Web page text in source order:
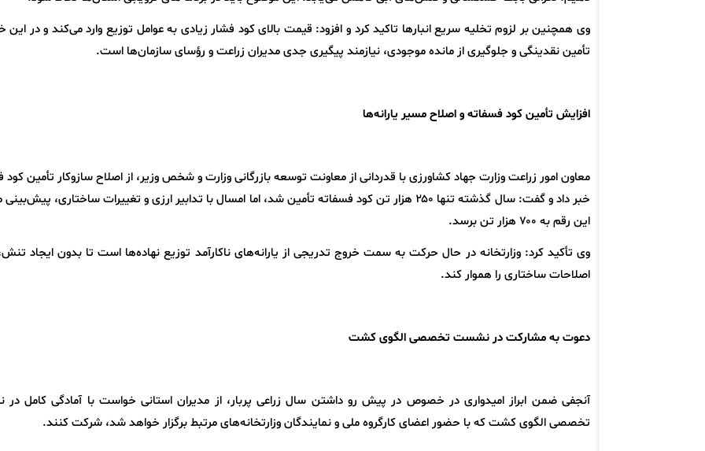
وی همچنین بر لزوم تخلیه سریع انبارها تاکید کرد و افزود: قیمت بالای کود فشار زیادی به عوامل توزیع وارد می‌کند و در
تأمین نقدینگی و جلوگیری از مانده موجودی، نیازمند پیگیری جدی مدیران زراعت و رؤسای سازمان‌ها است.
افزایش تأمین کود فسفاته و اصلاح مسیر یارانه‌ها
معاون امور زراعت وزارت جهاد کشاورزی با قدردانی از معاونت توسعه بازرگانی وزارت و شخص وزیر، از اصلاح سازوکار تأمین کود
خبر داد و گفت: سال گذشته تنها ۲۵۰ هزار تن کود فسفاته تأمین شد، اما امسال با تدابیر ارزی و تغییرات ساختاری،
این رقم به ۷۰۰ هزار تن برسد.
وی تأکید کرد: وزارتخانه در حال حرکت به سمت خروج تدریجی از یارانه‌های ناکارآمد توزیع نهاده‌ها است تا بدون ایجاد
اصلاحات ساختاری را هموار کند.
دعوت به مشارکت در نشست تخصصی الگوی کشت
آنجفی ضمن ابراز امیدواری در خصوص در پیش رو داشتن سال زراعی پربار، از مدیران استانی خواست با آمادگی کامل
تخصصی الگوی کشت که با حضور اعضای کارگروه ملی و نمایندگان وزارتخانه‌های مرتبط برگزار خواهد شد، شرکت کنند.